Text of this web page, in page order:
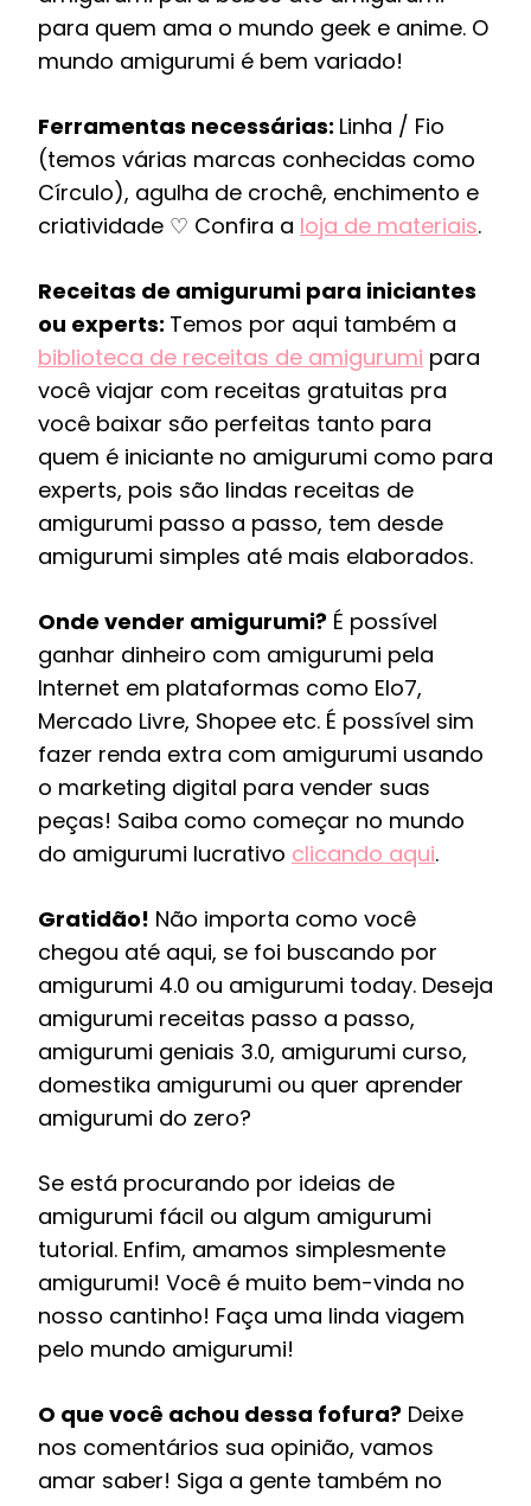
para quem ama o mundo geek e anime. O
mundo amigurumi é bem variado!
Ferramentas necessárias: Linha / Fio
(temos várias marcas conhecidas como
Círculo), agulha de crochê, enchimento e
criatividade ♡ Confira a loja de materiais.
Receitas de amigurumi para iniciantes
ou experts: Temos por aqui também a
biblioteca de receitas de amigurumi para
você viajar com receitas gratuitas pra
você baixar são perfeitas tanto para
quem é iniciante no amigurumi como para
experts, pois são lindas receitas de
amigurumi passo a passo, tem desde
amigurumi simples até mais elaborados.
Onde vender amigurumi? É possível
ganhar dinheiro com amigurumi pela
Internet em plataformas como Elo7,
Mercado Livre, Shopee etc. É possível sim
fazer renda extra com amigurumi usando
o marketing digital para vender suas
peças! Saiba como começar no mundo
do amigurumi lucrativo clicando aqui.
Gratidão! Não importa como você
chegou até aqui, se foi buscando por
amigurumi 4.0 ou amigurumi today. Deseja
amigurumi receitas passo a passo,
amigurumi geniais 3.0, amigurumi curso,
domestika amigurumi ou quer aprender
amigurumi do zero?
Se está procurando por ideias de
amigurumi fácil ou algum amigurumi
tutorial. Enfim, amamos simplesmente
amigurumi! Você é muito bem-vinda no
nosso cantinho! Faça uma linda viagem
pelo mundo amigurumi!
O que você achou dessa fofura? Deixe
nos comentários sua opinião, vamos
amar saber! Siga a gente também no